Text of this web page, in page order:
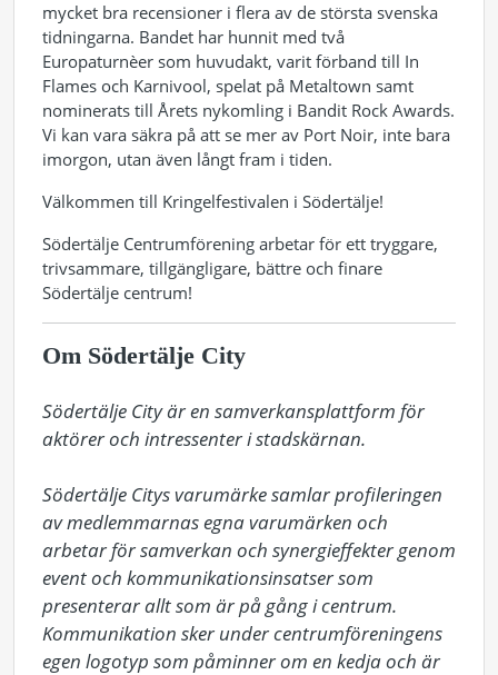
mycket bra recensioner i flera av de största svenska
tidningarna. Bandet har hunnit med två
Europaturnèer som huvudakt, varit förband till In
Flames och Karnivool, spelat på Metaltown samt
nominerats till Årets nykomling i Bandit Rock Awards.
Vi kan vara säkra på att se mer av Port Noir, inte bara
imorgon, utan även långt fram i tiden.
Välkommen till Kringelfestivalen i Södertälje!
Södertälje Centrumförening arbetar för ett tryggare,
trivsammare, tillgängligare, bättre och finare
Södertälje centrum!
Om Södertälje City
Södertälje City är en samverkansplattform för
aktörer och intressenter i stadskärnan.
Södertälje Citys varumärke samlar profileringen
av medlemmarnas egna varumärken och
arbetar för samverkan och synergieffekter genom
event och kommunikationsinsatser som
presenterar allt som är på gång i centrum.
Kommunikation sker under centrumföreningens
egen logotyp som påminner om en kedja och är